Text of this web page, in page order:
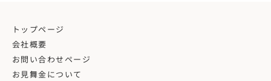
トップページ
会社概要
お問い合わせページ
お見舞金について